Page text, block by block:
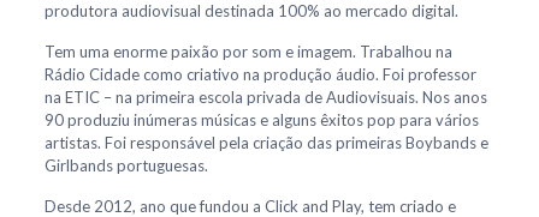
produtora audiovisual destinada 100% ao mercado digital.
Tem uma enorme paixão por som e imagem. Trabalhou na
Rádio Cidade como criativo na produção áudio. Foi professor
na ETIC – na primeira escola privada de Audiovisuais. Nos anos
90 produziu inúmeras músicas e alguns êxitos pop para vários
artistas. Foi responsável pela criação das primeiras Boybands e
Girlbands portuguesas.
Desde 2012, ano que fundou a Click and Play, tem criado e